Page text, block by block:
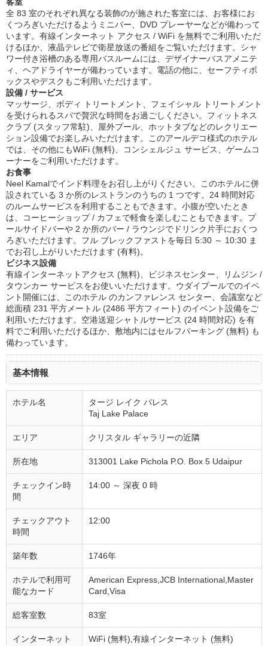
全 83 室のそれぞれ異なる装飾のが施された客室には、お客様にお
くつろぎいただけるようミニバー、DVD プレーヤーなどが備わって
います。有線インターネット アクセス / WiFi を無料でご利用いただ
けるほか、液晶テレビで衛星放送の番組をご覧いただけます。シャ
ワー付き浴槽のある専用バスルームには、デザイナーバスアメニテ
ィ、ヘアドライヤーが備わっています。電話の他に、セーフティボ
ックスやデスクもご利用いただけます。
設備 / サービス
マッサージ、ボディ トリートメント、フェイシャル トリートメント
を受けられるスパで贅沢な時間をお過ごしください。フィットネス
クラブ (スタッフ常駐)、屋外プール、ホットタブなどのレクリエー
ション設備でお楽しみいただけます。このアールデコ様式のホテル
では、その他にもWiFi (無料)、コンシェルジュ サービス、ゲームコ
ーナーをご利用いただけます。
お食事
Neel Kamalでインド料理をお召し上がりください。このホテルに併
設されている 3 か所のレストランのうちの 1 つです。24 時間対応
のルームサービスを利用することもできます。小腹が空いたとき
は、コーヒーショップ / カフェで軽食を楽しむこともできます。プ
ールサイドバーや 2 か所のバー / ラウンジでドリンク片手におくつ
ろぎいただけます。フル ブレックファストを毎日 5:30 ～ 10:30 ま
でお召し上がりいただけます (有料)。
ビジネス設備
有線インターネットアクセス (無料)、ビジネスセンター、リムジン /
タウンカー サービスをお使いいただけます。ウダイプールでのイベ
ント開催には、このホテル のカンファレンス センター、会議室など
総面積 231 平方メートル (2486 平方フィート) のイベント設備をご
利用いただけます。空港送迎シャトルサービス (24 時間対応) を有
料でご利用いただけるほか、敷地内にはセルフパーキング (無料) も
備わっています。
基本情報
ホテル名
タージ レイク パレス
Taj Lake Palace
エリア クリスタル ギャラリーの近隣
所在地 313001 Lake Pichola P.O. Box 5 Udaipur
チェックイン時
間
14:00 ～ 深夜 0 時
チェックアウト
時間
12:00
築年数 1746年
ホテルで利用可
能なカード
American Express,JCB International,Master
Card,Visa
総客室数 83室
インターネット WiFi (無料),有線インターネット (無料)